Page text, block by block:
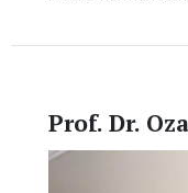
Prof. Dr.